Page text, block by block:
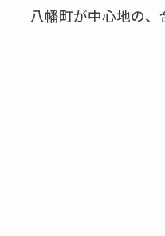
八幡町が中心地の、